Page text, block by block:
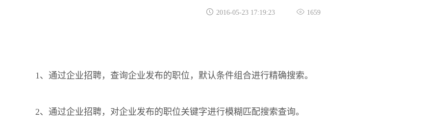
 2016-05-23 17:19:23  1659
1、通过企业招聘，查询企业发布的职位，默认条件组合进行精确搜索。
2、通过企业招聘，对企业发布的职位关键字进行模糊匹配搜索查询。